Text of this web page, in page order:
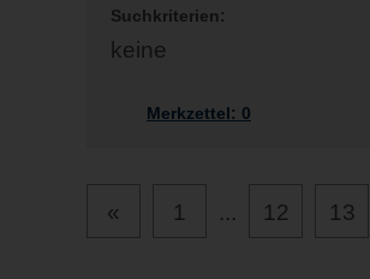
Suchkriterien:
keine
Merkzettel: 0
« 1 ... 12 13